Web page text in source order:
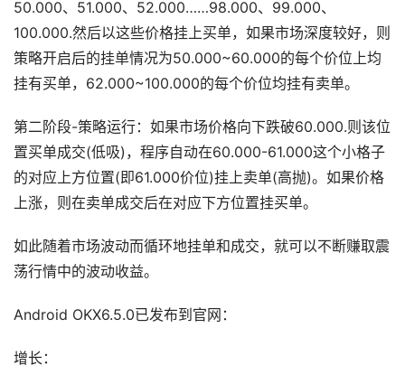
50.000、51.000、52.000……98.000、99.000、
100.000.然后以这些价格挂上买单，如果市场深度较好，则
策略开启后的挂单情况为50.000~60.000的每个价位上均
挂有买单，62.000~100.000的每个价位均挂有卖单。
第二阶段-策略运行：如果市场价格向下跌破60.000.则该位
置买单成交(低吸)，程序自动在60.000-61.000这个小格子
的对应上方位置(即61.000价位)挂上卖单(高抛)。如果价格
上涨，则在卖单成交后在对应下方位置挂买单。
如此随着市场波动而循环地挂单和成交，就可以不断赚取震
荡行情中的波动收益。
Android OKX6.5.0已发布到官网：
增长：